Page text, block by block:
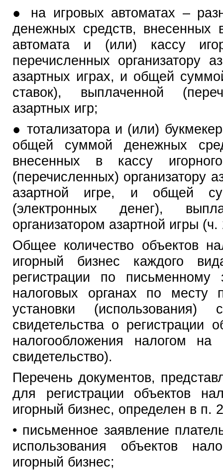
● на игровых автоматах –
денежных средств, внесенных
автомата и (или) кассу
перечисленных организатору
азартных играх, и общей
ставок), выплаченной
азартных игр;
● тотализатора и (или)
общей суммой денежных
внесенных в кассу
(перечисленных) организатору
азартной игре, и общей
(электронных денег),
организатором азартной игры
Общее количество объектов
игорный бизнес каждого
регистрации по
налоговых органах по месту
установки (использования)
свидетельства о регистрации
налогообложения налогом
свидетельство).
Перечень документов,
для регистрации объектов
игорный бизнес, определен в п.
• письменное заявление
использования объектов
игорный бизнес;